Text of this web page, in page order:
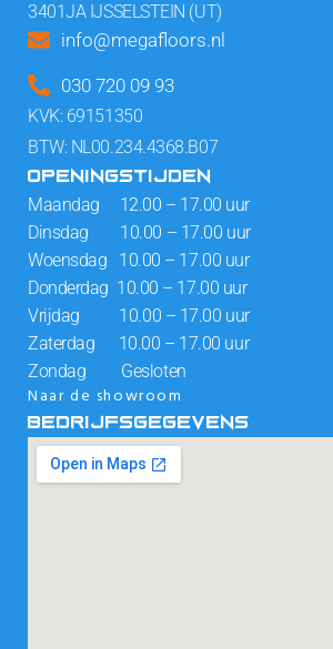
3401JA IJSSELSTEIN (UT)
info@megafloors.nl
030 720 09 93
KVK: 69151350
BTW: NL00.234.4368.B07
OPENINGSTIJDEN
Maandag 12.00 – 17.00 uur
Dinsdag 10.00 – 17.00 uur
Woensdag 10.00 – 17.00 uur
Donderdag 10.00 – 17.00 uur
Vrijdag 10.00 – 17.00 uur
Zaterdag 10.00 – 17.00 uur
Zondag Gesloten
Naar de showroom
BEDRIJFSGEGEVENS